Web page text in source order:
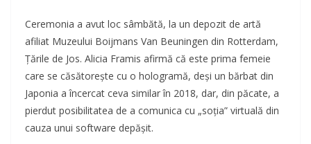
Ceremonia a avut loc sâmbătă, la un depozit de artă
afiliat Muzeului Boijmans Van Beuningen din Rotterdam,
Țările de Jos. Alicia Framis afirmă că este prima femeie
care se căsătorește cu o hologramă, deși un bărbat din
Japonia a încercat ceva similar în 2018, dar, din păcate, a
pierdut posibilitatea de a comunica cu „soția” virtuală din
cauza unui software depășit.